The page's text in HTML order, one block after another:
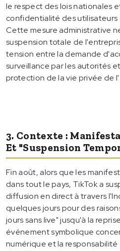
le respect des lois nationales
confidentialité des
Cette mesure administrative
suspension totale de
tension entre la demande
surveillance par les autorités
protection de la vie privée de
3. Contexte :
Et "suspension
Fin août, alors que les
dans tout le pays, TikTok a
diffusion en direct à travers
quelques jours pour des
jours sans live" jusqu'à la
événement symbolique
numérique et la responsabilité